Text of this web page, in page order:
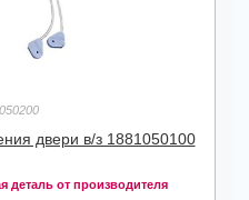
двери в/з 1881050100
от производителя